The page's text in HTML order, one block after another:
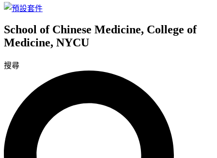
School of Chinese Medicine, College of
Medicine, NYCU
搜尋